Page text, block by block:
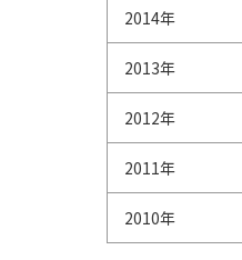
2014年
2013年
2012年
2011年
2010年